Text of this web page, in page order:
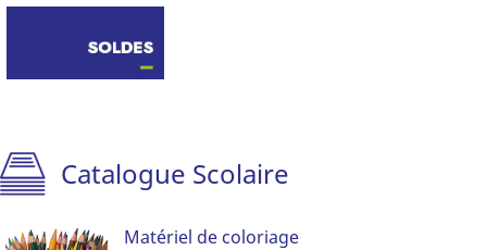
Catalogue Scolaire
Matériel de coloriage